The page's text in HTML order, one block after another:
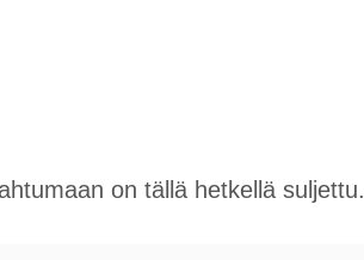
on tällä hetkellä suljettu.